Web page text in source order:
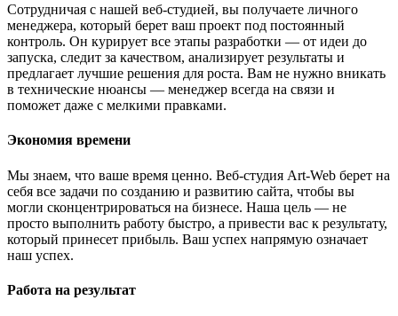
Сотрудничая с нашей веб-студией, вы получаете личного
менеджера, который берет ваш проект под постоянный
контроль. Он курирует все этапы разработки — от идеи до
запуска, следит за качеством, анализирует результаты и
предлагает лучшие решения для роста. Вам не нужно вникать
в технические нюансы — менеджер всегда на связи и
поможет даже с мелкими правками.
Экономия времени
Мы знаем, что ваше время ценно. Веб-студия Art-Web берет на
себя все задачи по созданию и развитию сайта, чтобы вы
могли сконцентрироваться на бизнесе. Наша цель — не
просто выполнить работу быстро, а привести вас к результату,
который принесет прибыль. Ваш успех напрямую означает
наш успех.
Работа на результат